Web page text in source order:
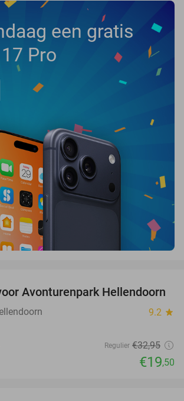
een gratis
Pro
41%
Avonturenpark Hellendoorn
9.2 star
Regulier €32,95
€19,50